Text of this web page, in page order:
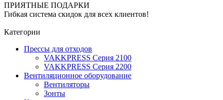
ПРИЯТНЫЕ ПОДАРКИ
Гибкая система скидок для всех клиентов!
Категории
Прессы для отходов
VAKKPRESS Серия 2100
VAKKPRESS Серия 2200
Вентиляционное оборудование
Вентиляторы
Зонты